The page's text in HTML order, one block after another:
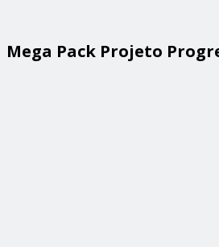
Mega Pack Projeto